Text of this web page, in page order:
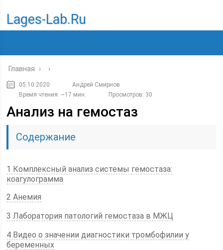
Lages-Lab.ru
Главная › ›
05.10.2020
Андрей Смирнов
Время чтения: ~17 мин.
Просмотров: 30
Анализ на гемостаз
Содержание
1 Комплексный анализ системы гемостаза:
коагулограмма
2 Анемия
3 Лаборатория патологий гемостаза в МЖЦ
4 Видео о значении диагностики тромбофилии у
беременных